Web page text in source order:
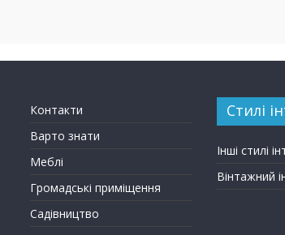
Контакти
Варто знати
Меблі
Громадські приміщення
Садівництво
Стилі
Інші стилі
Вінтажний